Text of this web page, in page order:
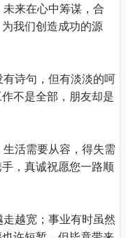
来在心中筹谋，合
我们创造成功的源
诗句，但有淡淡的呵
不是全部，朋友却是
活需要从容，得失需
，真诚祝愿您一路顺
越宽；事业有时虽然